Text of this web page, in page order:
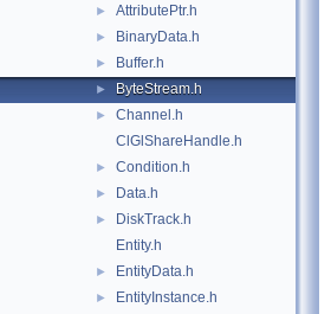
► AttributePtr.h
► BinaryData.h
► Buffer.h
► ByteStream.h
►
Channel.h
ClGlShareHandle.h
► Condition.h
► Data.h
►
DiskTrack.h
Entity.h
► EntityData.h
► EntityInstance.h